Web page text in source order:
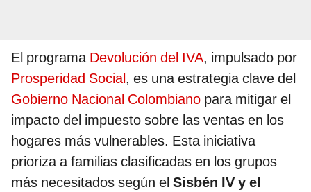
El programa Devolución del IVA, impulsado por
Prosperidad Social, es una estrategia clave del
Gobierno Nacional Colombiano para mitigar el
impacto del impuesto sobre las ventas en los
hogares más vulnerables. Esta iniciativa
prioriza a familias clasificadas en los grupos
más necesitados según el Sisbén IV y el